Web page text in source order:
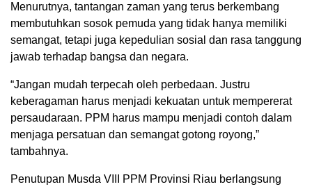
Menurutnya, tantangan zaman yang terus berkembang
membutuhkan sosok pemuda yang tidak hanya memiliki
semangat, tetapi juga kepedulian sosial dan rasa tanggung
jawab terhadap bangsa dan negara.
“Jangan mudah terpecah oleh perbedaan. Justru
keberagaman harus menjadi kekuatan untuk mempererat
persaudaraan. PPM harus mampu menjadi contoh dalam
menjaga persatuan dan semangat gotong royong,”
tambahnya.
Penutupan Musda VIII PPM Provinsi Riau berlangsung